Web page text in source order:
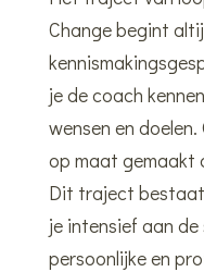
Change begint
je de coach
wensen en
op maat gemaakt
Dit traject bestaat
je intensief aan
persoonlijke en